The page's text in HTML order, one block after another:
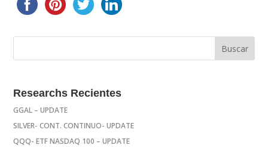
Researchs Recientes
GGAL – UPDATE
SILVER- CONT. CONTINUO- UPDATE
QQQ- ETF NASDAQ 100 – UPDATE